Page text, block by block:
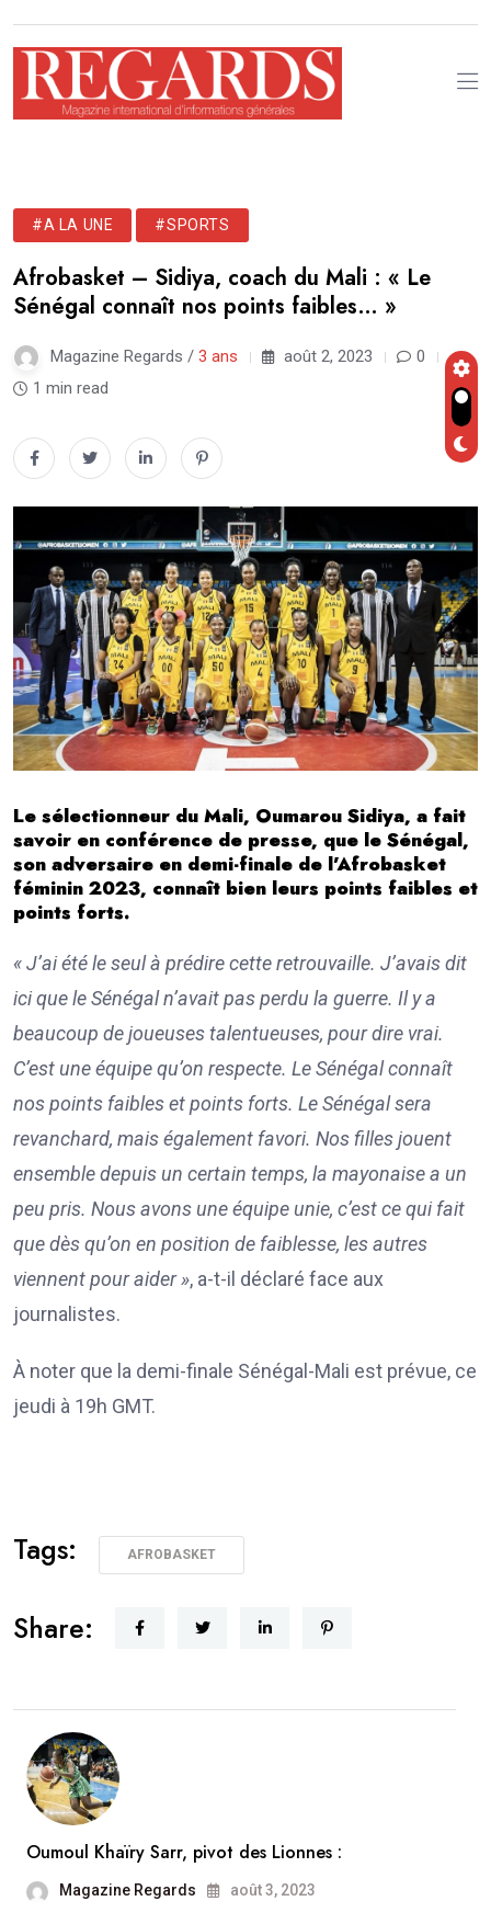
#A LA UNE #SPORTS
Afrobasket – Sidiya, coach du Mali : « Le
Sénégal connaît nos points faibles… »
Magazine Regards / 3 ans août 2, 2023
0
1 min read
Le sélectionneur du Mali, Oumarou Sidiya, a fait
savoir en conférence de presse, que le Sénégal,
son adversaire en demi-finale de l’Afrobasket
féminin 2023, connaît bien leurs points faibles et
points forts.
« J’ai été le seul à prédire cette retrouvaille. J’avais dit
ici que le Sénégal n’avait pas perdu la guerre. Il y a
beaucoup de joueuses talentueuses, pour dire vrai.
C’est une équipe qu’on respecte. Le Sénégal connaît
nos points faibles et points forts. Le Sénégal sera
revanchard, mais également favori. Nos filles jouent
ensemble depuis un certain temps, la mayonaise a un
peu pris. Nous avons une équipe unie, c’est ce qui fait
que dès qu’on en position de faiblesse, les autres
viennent pour aider », a-t-il déclaré face aux
journalistes.
À noter que la demi-finale Sénégal-Mali est prévue, ce
jeudi à 19h GMT.
Tags: AFROBASKET
Share:
Oumoul Khaïry Sarr, pivot des Lionnes :
Magazine Regards août 3, 2023